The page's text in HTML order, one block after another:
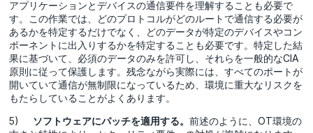
アプリケーションとデバイスの通信要件を理解することも必要で
す。この作業では、どのプロトコルがどのルートで通信する必要が
あるかを特定するだけでなく、どのデータが特定のデバイスやコン
ポーネントに出入りするかを特定することも必要です。特定した結
果に基づいて、必須のデータのみを許可し、それらを一般的なCIA
原則に従って保護します。残念ながら実際には、すべてのポートが
開いていて通信が無制限になっているため、環境に重大なリスクを
もたらしていることがよくあります。
5)
ソフトウェアにパッチを適用する。前述のように、OT環境の